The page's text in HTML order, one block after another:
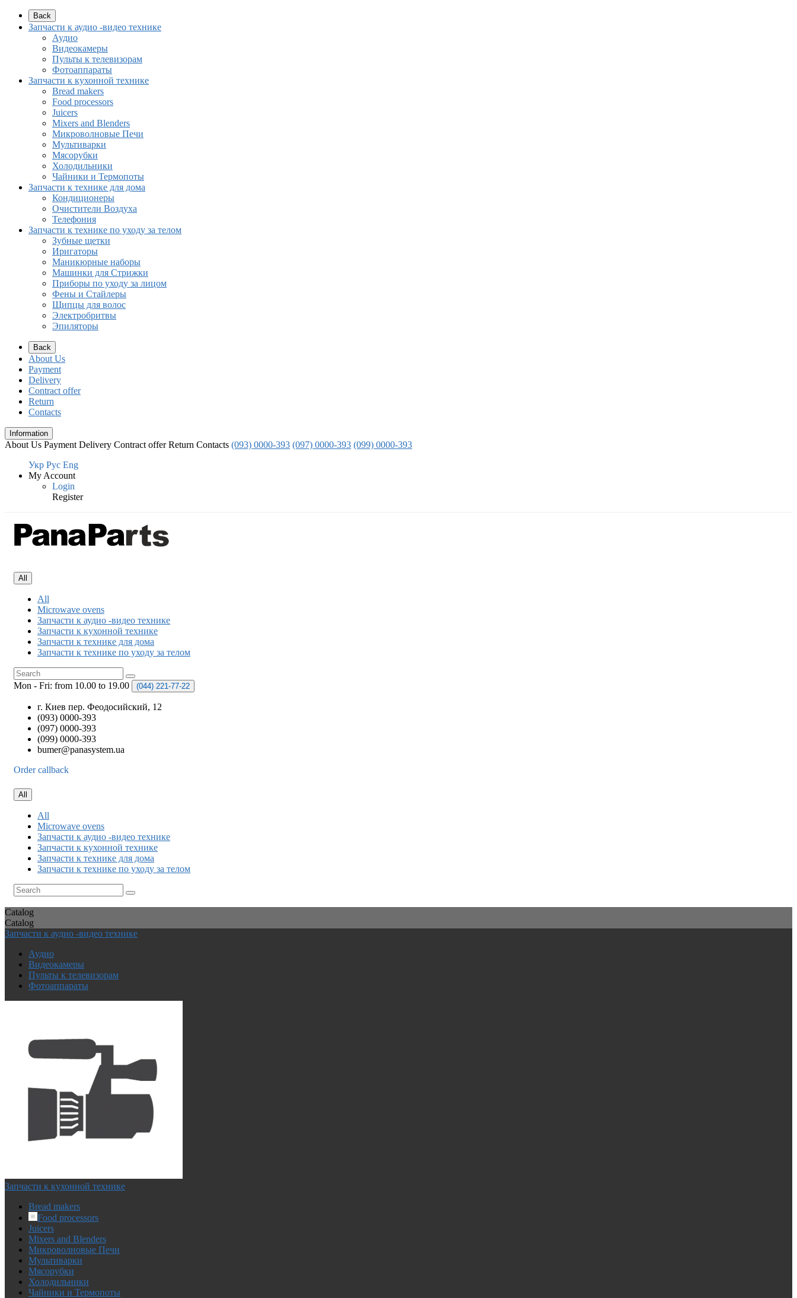
Back
Запчасти к аудио -видео технике
Аудио
Видеокамеры
Пульты к телевизорам
Фотоаппараты
Запчасти к кухонной технике
Bread makers
Food processors
Juicers
Mixers and Blenders
Микроволновые Печи
Мультиварки
Мясорубки
Холодильники
Чайники и Термопоты
Запчасти к технике для дома
Кондиционеры
Очистители Воздуха
Телефония
Запчасти к технике по уходу за телом
Зубные щетки
Иригаторы
Маникюрные наборы
Машинки для Стрижки
Приборы по уходу за лицом
Фены и Стайлеры
Щипцы для волос
Электробритвы
Эпиляторы
Back
About Us
Payment
Delivery
Contract offer
Return
Contacts
Information
About Us Payment Delivery Contract offer Return Contacts (093) 0000-393 (097) 0000-393 (099) 0000-393
Укр Рус Eng
My Account
Login
Register
All
All
Microwave ovens
Запчасти к аудио -видео технике
Запчасти к кухонной технике
Запчасти к технике для дома
Запчасти к технике по уходу за телом
Mon - Fri: from 10.00 to 19.00 (044) 221-77-22
г. Киев пер. Феодосийский, 12
(093) 0000-393
(097) 0000-393
(099) 0000-393
bumer@panasystem.ua
Order callback
All
All
Microwave ovens
Запчасти к аудио -видео технике
Запчасти к кухонной технике
Запчасти к технике для дома
Запчасти к технике по уходу за телом
Catalog
Catalog
Запчасти к аудио -видео технике
Аудио
Видеокамеры
Пульты к телевизорам
Фотоаппараты
Запчасти к кухонной технике
Bread makers
Food processors
Juicers
Mixers and Blenders
Микроволновые Печи
Мультиварки
Мясорубки
Холодильники
Чайники и Термопоты